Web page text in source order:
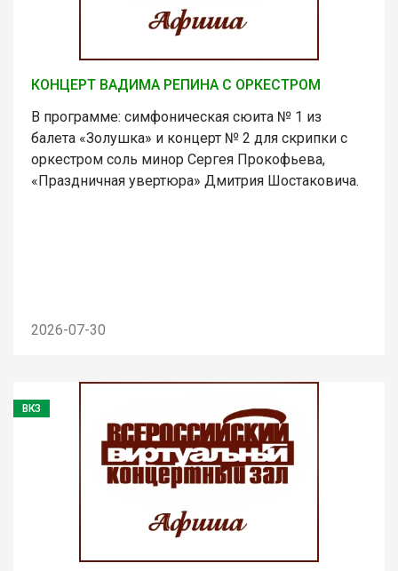
КОНЦЕРТ ВАДИМА РЕПИНА С ОРКЕСТРОМ
В программе: симфоническая сюита № 1 из
балета «Золушка» и концерт № 2 для скрипки с
оркестром соль минор Сергея Прокофьева,
«Праздничная увертюра» Дмитрия Шостаковича.
2026-07-30
ВКЗ